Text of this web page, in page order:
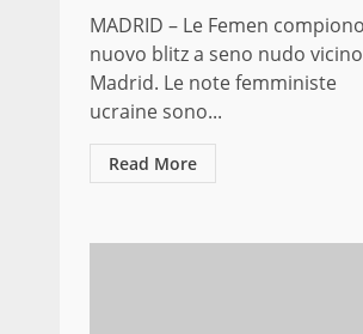
MADRID – Le Femen
nuovo blitz a seno nudo vicino
Madrid. Le note femministe
ucraine sono...
Read More